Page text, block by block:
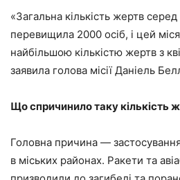
«Загальна кількість жертв серед
перевищила 2000 осіб, і цей
найбільшою кількістю жертв з
заявила голова місії Даніель
Що спричинило таку кількість
Головна причина —
в міських районах. Ракети та